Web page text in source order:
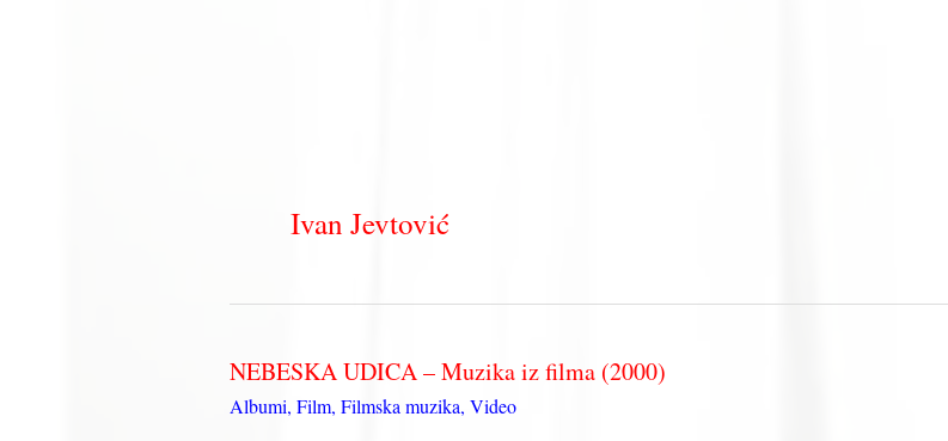
Ivan Jevtović
NEBESKA UDICA – Muzika iz filma (2000)
Albumi, Film, Filmska muzika, Video